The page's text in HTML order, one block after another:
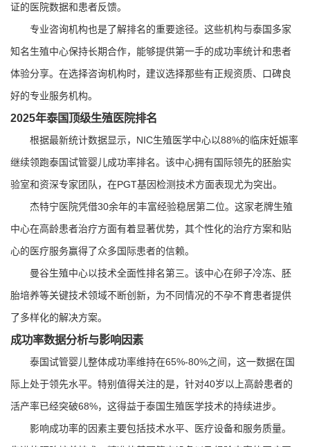
证的医院数据和患者反馈。
专业咨询机构也是了解排名的重要途径。这些机构与泰国多家
知名生殖中心保持长期合作，能够提供第一手的成功率统计和患者
体验分享。在选择咨询机构时，建议选择那些有正规资质、口碑良
好的专业服务机构。
2025年泰国顶级生殖医院排名
根据最新统计数据显示，NIC生殖医学中心以88%的临床妊娠率
继续领跑泰国试管婴儿成功率排名。该中心拥有国际领先的胚胎实
验室和资深专家团队，在PGT基因检测技术方面表现尤为突出。
杰特宁医院凭借30余年的丰富经验稳居第二位。这家老牌生殖
中心在高龄患者治疗方面有着显著优势，其个性化的治疗方案和贴
心的医疗服务赢得了众多国际患者的信赖。
曼谷生殖中心以技术全面性排名第三。该中心在卵子冷冻、胚
胎培养等关键技术领域不断创新，为不同情况的不孕不育患者提供
了多样化的解决方案。
成功率数据分析与影响因素
泰国试管婴儿整体成功率维持在65%-80%之间，这一数据在国
际上处于领先水平。特别值得关注的是，针对40岁以上高龄患者的
活产率已经突破68%，这得益于泰国生殖医学技术的持续进步。
影响成功率的因素主要包括技术水平、医疗设备和服务质量。